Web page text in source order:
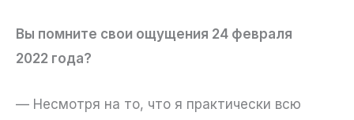
Вы помните свои ощущения 24 февраля
2022 года?
— Несмотря на то, что я практически всю